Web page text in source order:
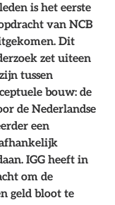
is het eerste
van NCB
Dit
zet uiteen
tussen
bouw: de
de Nederlandse
een
IGG heeft in
om de
geld bloot te